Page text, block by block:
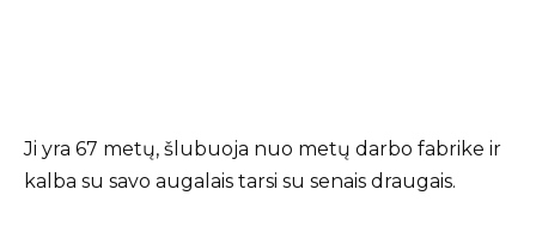
Ji yra 67 metų, šlubuoja nuo metų darbo fabrike ir
kalba su savo augalais tarsi su senais draugais.